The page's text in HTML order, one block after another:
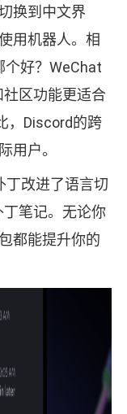
换到中文界
用机器人。相
个好？WeChat
区功能更适合
，Discord的跨
用户。
丁改进了语言切
笔记。无论你
都能提升你的